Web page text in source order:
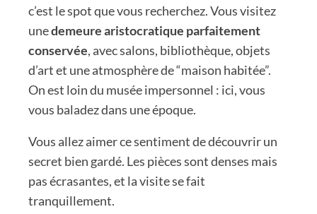
c’est le spot que vous recherchez. Vous visitez
unedemeure aristocratique parfaitement
conservée, avec salons, bibliothèque, objets
d’art et une atmosphère de “maison habitée”.
On est loin du musée impersonnel : ici, vous
vous baladez dans une époque.
Vous allez aimer ce sentiment de découvrir un
secret bien gardé. Les pièces sont denses mais
pas écrasantes, et la visite se fait
tranquillement.